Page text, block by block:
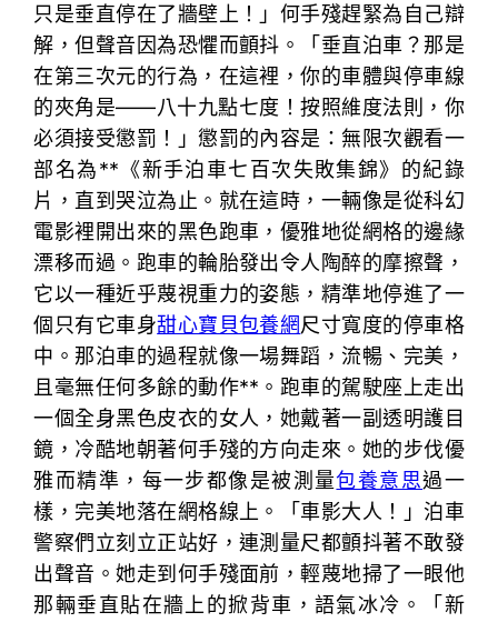
只是垂直停在了牆壁上！」何手殘趕緊為自己辯
解，但聲音因為恐懼而顫抖。「垂直泊車？那是
在第三次元的行為，在這裡，你的車體與停車線
的夾角是——八十九點七度！按照維度法則，你
必須接受懲罰！」懲罰的內容是：無限次觀看一
部名為**《新手泊車七百次失敗集錦》的紀錄
片，直到哭泣為止。就在這時，一輛像是從科幻
電影裡開出來的黑色跑車，優雅地從網格的邊緣
漂移而過。跑車的輪胎發出令人陶醉的摩擦聲，
它以一種近乎蔑視重力的姿態，精準地停進了一
個只有它車身甜心寶貝包養網尺寸寬度的停車格
中。那泊車的過程就像一場舞蹈，流暢、完美，
且毫無任何多餘的動作**。跑車的駕駛座上走出
一個全身黑色皮衣的女人，她戴著一副透明護目
鏡，冷酷地朝著何手殘的方向走來。她的步伐優
雅而精準，每一步都像是被測量包養意思過一
樣，完美地落在網格線上。「車影大人！」泊車
警察們立刻立正站好，連測量尺都顫抖著不敢發
出聲音。她走到何手殘面前，輕蔑地掃了一眼他
那輛垂直貼在牆上的掀背車，語氣冰冷。「新